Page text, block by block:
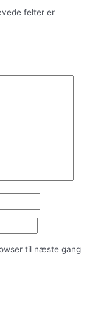
felter er
til næste gang